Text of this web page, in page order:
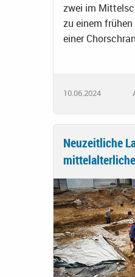
zwei im
zu einem
einer
10.06.2024
Neuzeitliche